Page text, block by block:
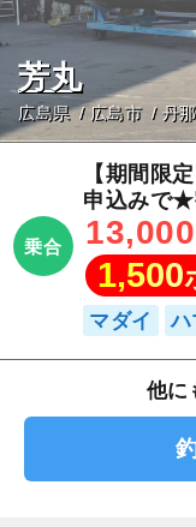
芳丸
広島県 広島市 丹
乗合
【期間限
申込みで
13,000
1,500
マダイ ハ
他に